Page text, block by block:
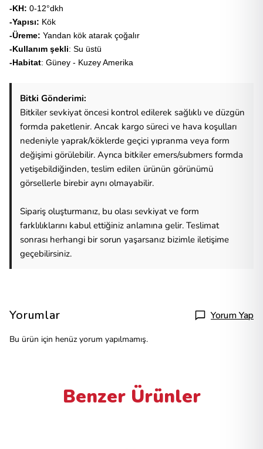
-KH: 0-12°dkh
-Yapısı: Kök
-Üreme: Yandan kök atarak çoğalır
-Kullanım şekli: Su üstü
-Habitat: Güney - Kuzey Amerika
Bitki Gönderimi:
Bitkiler sevkiyat öncesi kontrol edilerek sağlıklı ve düzgün
formda paketlenir. Ancak kargo süreci ve hava koşulları
nedeniyle yaprak/köklerde geçici yıpranma veya form
değişimi görülebilir. Ayrıca bitkiler emers/submers formda
yetişebildiğinden, teslim edilen ürünün görünümü
görsellerle birebir aynı olmayabilir.
Sipariş oluşturmanız, bu olası sevkiyat ve form
farklılıklarını kabul ettiğiniz anlamına gelir. Teslimat
sonrası herhangi bir sorun yaşarsanız bizimle iletişime
geçebilirsiniz.
Yorumlar Yorum Yap
Bu ürün için henüz yorum yapılmamış.
Benzer Ürünler